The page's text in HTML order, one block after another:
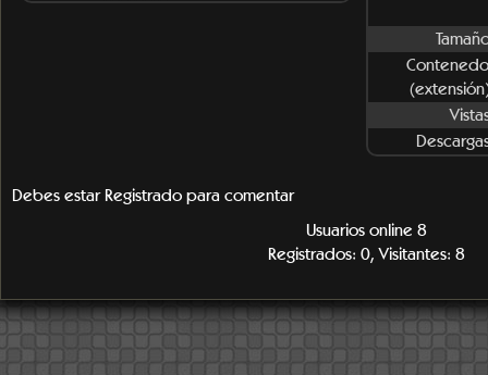
Debes estar Registrado para comentar
Usuarios online 8
Registrados: 0, Visitantes: 8